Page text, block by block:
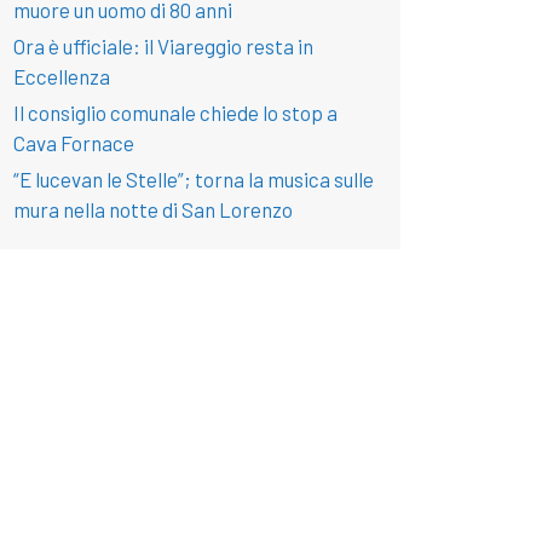
muore un uomo di 80 anni
Ora è ufficiale: il Viareggio resta in
Eccellenza
Il consiglio comunale chiede lo stop a
Cava Fornace
“E lucevan le Stelle”; torna la musica sulle
mura nella notte di San Lorenzo